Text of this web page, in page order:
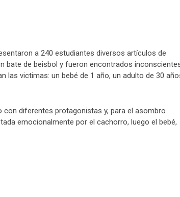
a 240 estudiantes diversos artículos de
bate de beisbol y fueron encontrados
las victimas: un bebé de 1 año, un adulto de 30
diferentes protagonistas y, para el asombro
emocionalmente por el cachorro, luego el bebé,